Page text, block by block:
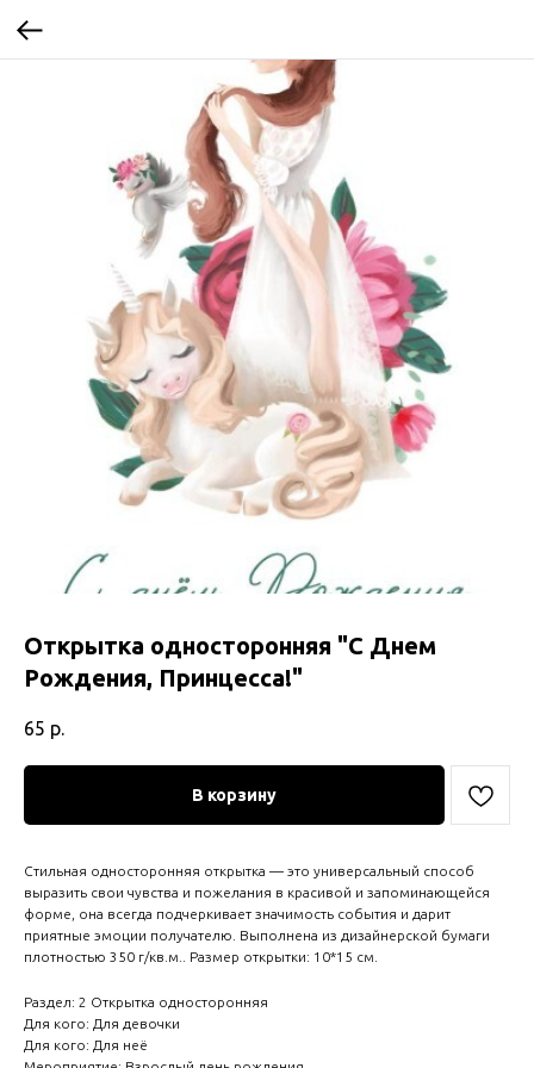
Открытка односторонняя "С Днем
Рождения, Принцесса!"
65 р.
В корзину
Стильная односторонняя открытка — это универсальный способ
выразить свои чувства и пожелания в красивой и запоминающейся
форме, она всегда подчеркивает значимость события и дарит
приятные эмоции получателю. Выполнена из дизайнерской бумаги
плотностью 350 г/кв.м.. Размер открытки: 10*15 см.
Раздел: 2 Открытка односторонняя
Для кого: Для девочки
Для кого: Для неё